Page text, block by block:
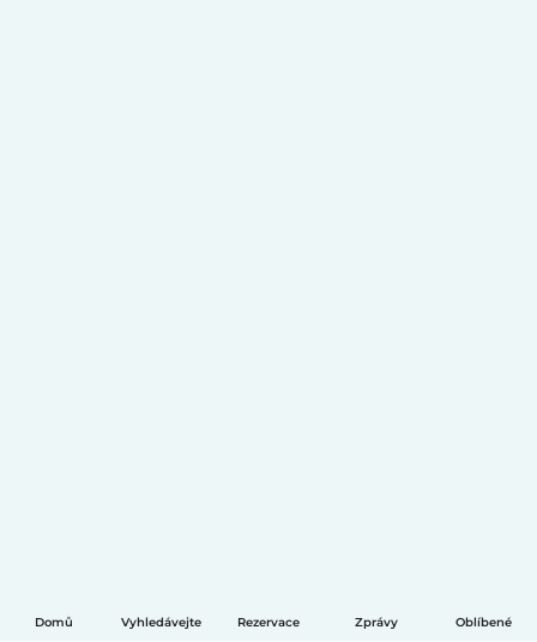
Domů Vyhledávejte Rezervace Zprávy Oblíbené